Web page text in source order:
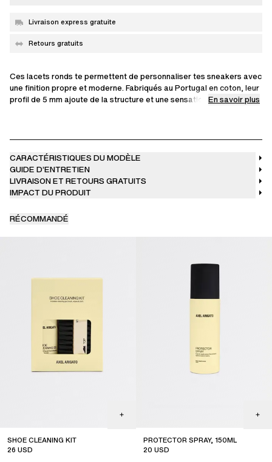
Livraison express gratuite
Retours gratuits
Ces lacets ronds te permettent de personnaliser tes sneakers avec
une finition propre et moderne. Fabriqués au Portugal en coton, leur
profil de 5 mm ajoute de la structure et une sensation douce et
Nous recommandons des lacets de 125 cm pour les tailles EU 35–
41, et de 135 cm pour les tailles EU 42–48.
En savoir plus
CARACTÉRISTIQUES DU MODÈLE
GUIDE D’ENTRETIEN
LIVRAISON ET RETOURS GRATUITS
IMPACT DU PRODUIT
RÉCOMMANDÉ
SHOE CLEANING KIT
26 USD
PROTECTOR SPRAY, 150ML
20 USD